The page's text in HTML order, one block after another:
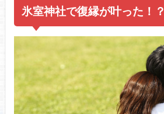
氷室神社で復縁が叶った！？